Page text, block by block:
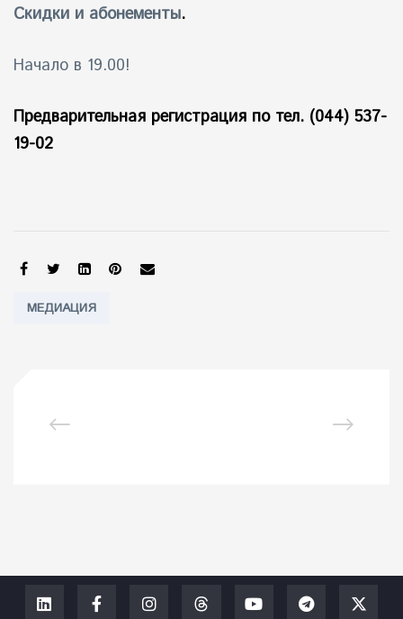
Скидки и абонементы.
Начало в 19.00!
Предварительная регистрация по тел. (044) 537-
19-02
SHARE:
Tags:
МЕДИАЦИЯ